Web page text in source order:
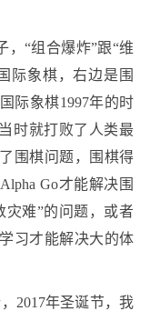
，“组合爆炸”跟“维
际象棋，右边是围
际象棋1997年的时
时就打败了人类最
围棋问题，围棋得
Go才能解决围
灾难”的问题，或者
习才能解决大的体
2017年圣诞节，我